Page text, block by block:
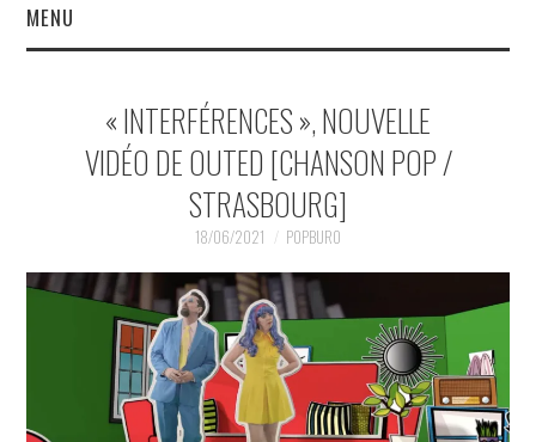
MENU
MUSIQUESACTUELLES.NET
GABBA GABBA HEY !
INDÉPENDANTS
« INTERFÉRENCES », NOUVELLE
VIDÉO DE OUTED [CHANSON POP /
STRASBOURG]
18/06/2021 POPBURO